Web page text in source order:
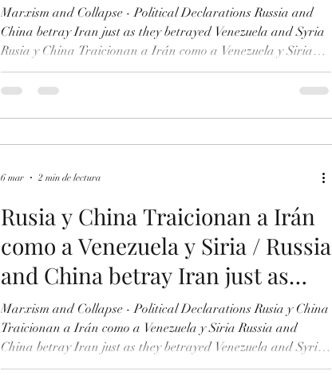
Marxism and Collapse - Political Declarations Russia and
China betray Iran just as they betrayed Venezuela and Syria
Rusia y China Traicionan a Irán como a Venezuela y Siria
Russia and China betray Iran! They abandon Iran just as
they did with the regimes of tyrants Assad (Syria) and
radars in the area in order not to interfere with the
Rusia y China Traicionan a Irán
como a Venezuela y Siria / Russia
and China betray Iran just as
they betrayed Venezuela and
Syria
Marxism and Collapse - Political Declarations Rusia y China
Traicionan a Irán como a Venezuela y Siria Russia and
China betray Iran just as they betrayed Venezuela and Syria
¡Rusia y China Traicionan a Irán! Abandonan Irán como
6 mar 2 min de lectura